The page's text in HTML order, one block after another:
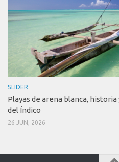
SLIDER
Playas de arena blanca,
del Índico
26 JUN, 2026